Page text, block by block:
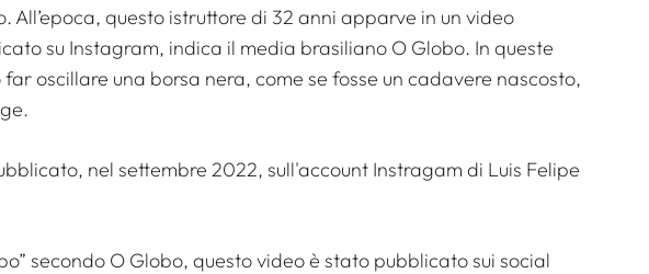
All’epoca, questo istruttore di 32 anni apparve in un video
su Instagram, indica il media brasiliano O Globo. In queste
oscillare una borsa nera, come se fosse un cadavere nascosto,
secondo O Globo, questo video è stato pubblicato sui social